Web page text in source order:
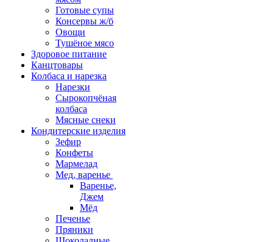
Готовые супы
Консервы ж/б
Овощи
Тушёное мясо
Здоровое питание
Канцтовары
Колбаса и нарезка
Нарезки
Сырокопчёная
колбаса
Мясные снеки
Кондитерские изделия
Зефир
Конфеты
Мармелад
Мед, варенье
Варенье,
Джем
Мёд
Печенье
Пряники